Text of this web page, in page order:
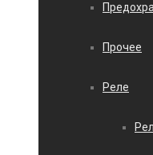
Прочее
Реле